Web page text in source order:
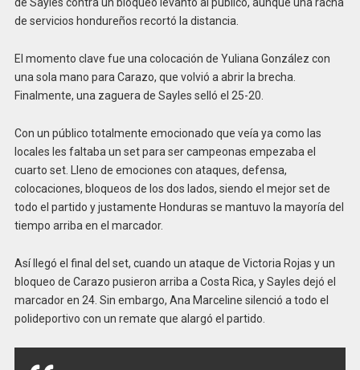
de Sayles contra un bloqueo levantó al público, aunque una racha
de servicios hondureños recortó la distancia.
El momento clave fue una colocación de Yuliana González con
una sola mano para Carazo, que volvió a abrir la brecha.
Finalmente, una zaguera de Sayles selló el 25-20.
Con un público totalmente emocionado que veía ya como las
locales les faltaba un set para ser campeonas empezaba el
cuarto set. Lleno de emociones con ataques, defensa,
colocaciones, bloqueos de los dos lados, siendo el mejor set de
todo el partido y justamente Honduras se mantuvo la mayoría del
tiempo arriba en el marcador.
Así llegó el final del set, cuando un ataque de Victoria Rojas y un
bloqueo de Carazo pusieron arriba a Costa Rica, y Sayles dejó el
marcador en 24. Sin embargo, Ana Marceline silenció a todo el
polideportivo con un remate que alargó el partido.